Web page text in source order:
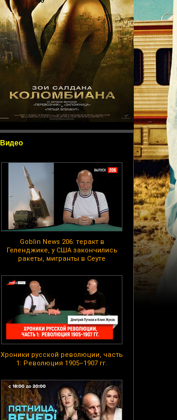
Видео
Goblin News 206: теракт в
Геленджике, у США закончились
ракеты, мигранты в Сеуте
Хроники русской революции, часть
1: Революция 1905–1907 гг.